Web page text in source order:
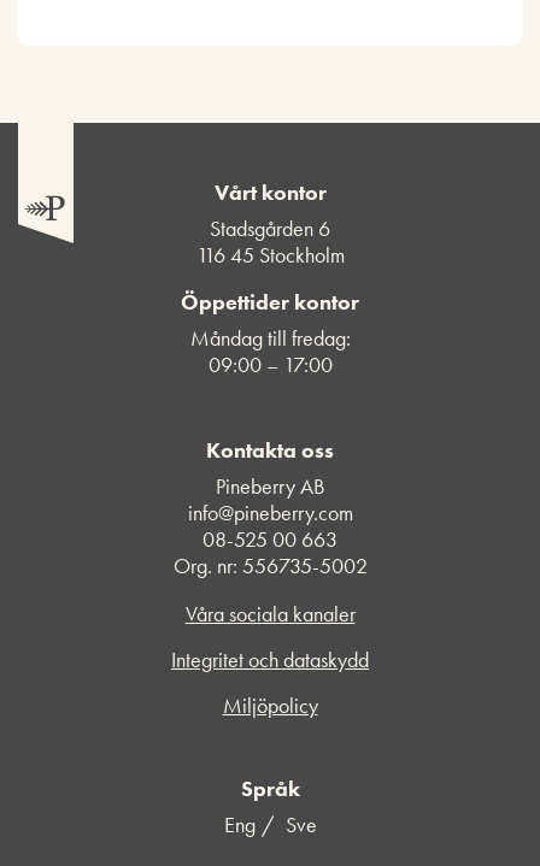
Vårt kontor
Stadsgården 6
116 45 Stockholm
Öppettider kontor
Måndag till fredag:
09:00 – 17:00
Kontakta oss
Pineberry AB
info@pineberry.com
08-525 00 663
Org. nr: 556735-5002
Våra sociala kanaler
Integritet och dataskydd
Miljöpolicy
Språk
Eng
Sve